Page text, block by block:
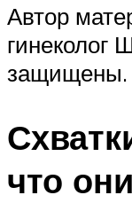
Автор
гинеколог
защищены.
что